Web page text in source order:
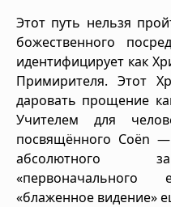
Этот путь нельзя
божественного
идентифицирует как
Примирителя. Этот
даровать прощение
Учителем для
посвящённого Coën
абсолютного
«блаженное видение»